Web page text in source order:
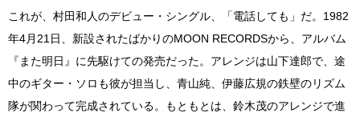
これが、村田和人のデビュー・シングル、「電話しても」だ。1982
年4月21日、新設されたばかりのMOON RECORDSから、アルバム
『また明日』に先駆けての発売だった。アレンジは山下達郎で、途
中のギター・ソロも彼が担当し、青山純、伊藤広規の鉄壁のリズム
隊が関わって完成されている。もともとは、鈴木茂のアレンジで進